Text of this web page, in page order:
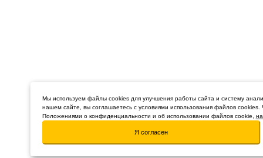
Мы используем файлы cookies для улучшения работы сайта и систему
нашем сайте, вы соглашаетесь с условиями использования файлов
Положениями о конфиденциальности и об использовании файлов cookie,
Я согласен